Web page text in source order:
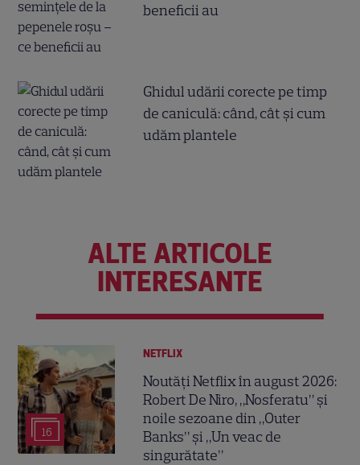
beneficii au
Ghidul udării corecte pe timp
de caniculă: când, cât şi cum
udăm plantele
ALTE ARTICOLE
INTERESANTE
16
NETFLIX
Noutăți Netflix în august 2026:
Robert De Niro, „Nosferatu” și
noile sezoane din „Outer
Banks” și „Un veac de
singurătate”